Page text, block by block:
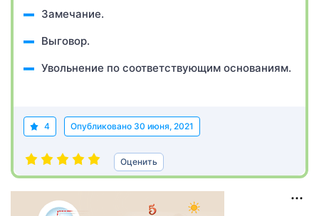
Замечание.
Выговор.
Увольнение по соответствующим основаниям.
4 Опубликовано 30 июня, 2021
Оценить